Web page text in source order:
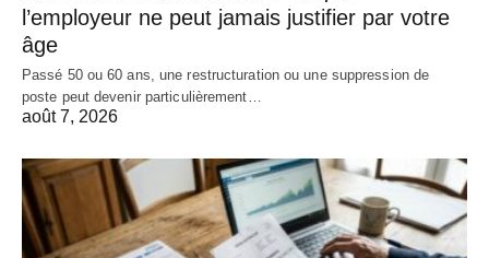
l’employeur ne peut jamais justifier par votre
âge
Passé 50 ou 60 ans, une restructuration ou une suppression de
poste peut devenir particulièrement…
août 7, 2026